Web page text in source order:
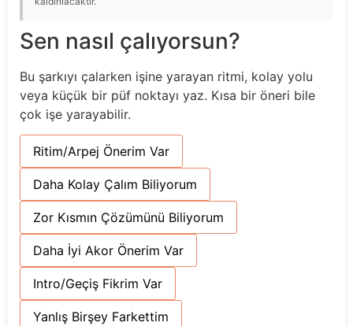
Sen nasıl çalıyorsun?
Bu şarkıyı çalarken işine yarayan ritmi, kolay yolu
veya küçük bir püf noktayı yaz. Kısa bir öneri bile
çok işe yarayabilir.
Ritim/Arpej Önerim Var
Daha Kolay Çalım Biliyorum
Zor Kısmın Çözümünü Biliyorum
Daha İyi Akor Önerim Var
Intro/Geçiş Fikrim Var
Yanlış Birşey Farkettim